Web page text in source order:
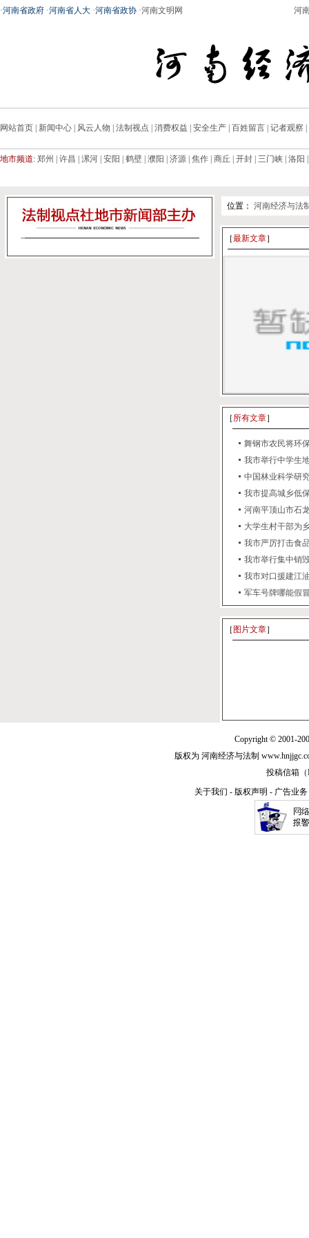
·河南省政府 ·河南省人大 ·河南省政协 ·河南文明网 河
网站首页 新闻中心 风云人物 法制视点 消费权益 安全生产 百姓留言 记者观察
地市频道: 郑州 许昌 漯河 安阳 鹤壁 濮阳 济源 焦作 商丘 开封 三门峡 洛阳
位置： 河南经济与法
［最新文章］
［ 所有文章］
舞钢市农民将环
我市举行中学生
中国林业科学研
我市提高城乡低
河南平顶山市石
大学生村干部为
我市严厉打击食
我市举行集中销
我市对口援建江
军车号牌哪能假
［ 图片文章］
Copyright © 2001-
版权为 河南经济与法制
投稿信箱（
关于我们 - 版权声明 - 广告业务